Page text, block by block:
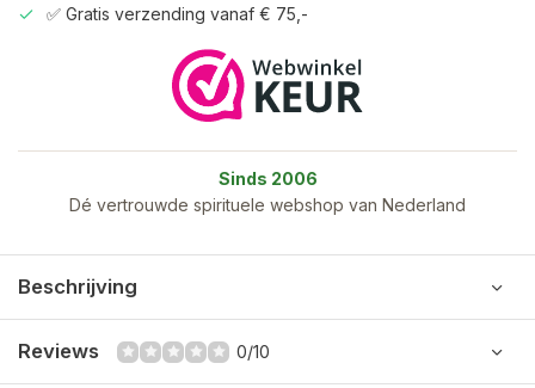
✅ Gratis verzending vanaf € 75,-
Sinds 2006
Dé vertrouwde spirituele webshop van Nederland
Beschrijving
Reviews 0/10